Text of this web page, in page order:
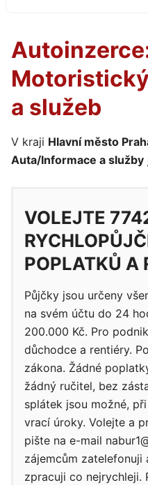
a služeb
V kraji Hlavní město
Auta/Informace a služby
VOLEJTE
POPLATKŮ A
Půjčky jsou určeny
na svém účtu do 24
200.000 Kč. Pro
důchodce a rentiéry.
zákona. Žádné
žádný ručitel, bez
splátek jsou možné,
vrací úroky. Volejte a
pište na e-mail
zájemcům zatelefonuji
zpracuji co nejrychleji.